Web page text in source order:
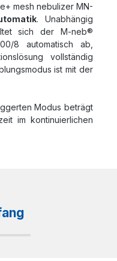
mesh nebulizer MN-
. Unabhängig
sich der M-neb®
8 automatisch ab,
vollständig
ist mit der
Modus beträgt
im kontinuierlichen